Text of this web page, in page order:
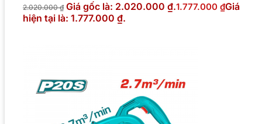
2.020.000₫ Giá gốc là: 2.020.000 ₫.1.777.000 ₫Giá
hiện tại là: 1.777.000 ₫.